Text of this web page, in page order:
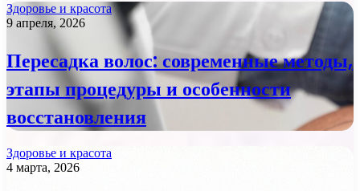
Здоровье и красота
9 апреля, 2026
Пересадка волос: современные методы,
этапы процедуры и особенности
восстановления
Здоровье и красота
4 марта, 2026